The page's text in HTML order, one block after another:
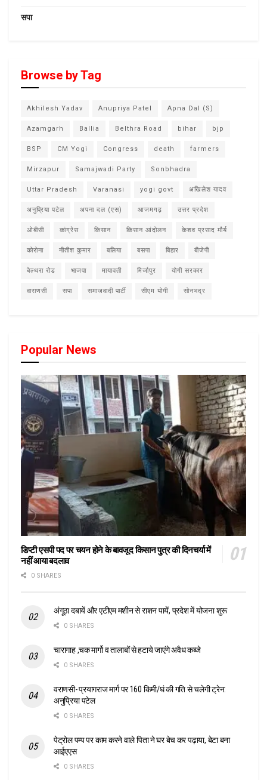
सपा
Browse by Tag
Akhilesh Yadav Anupriya Patel Apna Dal (S)
Azamgarh Ballia Belthra Road bihar bjp
BSP CM Yogi Congress death farmers
Mirzapur Samajwadi Party Sonbhadra
Uttar Pradesh Varanasi yogi govt अखिलेश यादव
अनुप्रिया पटेल अपना दल (एस) आजमगढ़ उत्तर प्रदेश
ओबीसी कांग्रेस किसान किसान आंदोलन केशव प्रसाद मौर्य
कोरोना नीतीश कुमार बलिया बसपा बिहार बीजेपी
बेल्थरा रोड भाजपा मायावती मिर्जापुर योगी सरकार
वाराणसी सपा समाजवादी पार्टी सीएम योगी सोनभद्र
Popular News
डिप्टी एसपी पद पर चयन होने के बावजूद किसान पुत्र की दिनचर्या में
नहीं आया बदलाव
0 SHARES
अंगूठा दबायें और एटीएम मशीन से राशन पायें, प्रदेश में योजना शुरू
0 SHARES
चारागाह ,चक मार्गो व तालाबों से हटाये जाएंगे अवैध कब्जे
0 SHARES
वराणसी- प्रयागराज मार्ग पर 160 किमी/घं की गति से चलेगी ट्रेन:
अनुप्रिया पटेल
0 SHARES
पेट्रोल पम्प पर काम करने वाले पिता ने घर बेच कर पढ़ाया, बेटा बना
आईएएस
0 SHARES